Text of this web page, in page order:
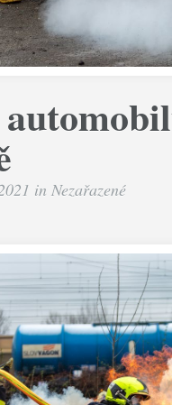
in Nezařazené